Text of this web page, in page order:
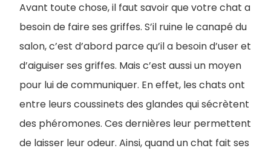
Avant toute chose, il faut savoir que votre chat a
besoin de faire ses griffes. S’il ruine le canapé du
salon, c’est d’abord parce qu’il a besoin d’user et
d’aiguiser ses griffes. Mais c’est aussi un moyen
pour lui de communiquer. En effet, les chats ont
entre leurs coussinets des glandes qui sécrètent
des phéromones. Ces dernières leur permettent
de laisser leur odeur. Ainsi, quand un chat fait ses